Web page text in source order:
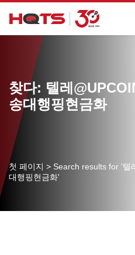
찾다: 텔레
송대행핑현금화
첫 페이지 > Search results for '텔
대행핑현금화'